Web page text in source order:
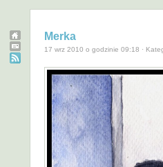
Merka
17 wrz 2010 o godzinie 09:18 ·